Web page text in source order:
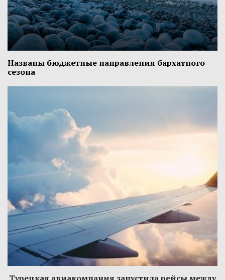
Названы бюджетные направления бархатного
сезона